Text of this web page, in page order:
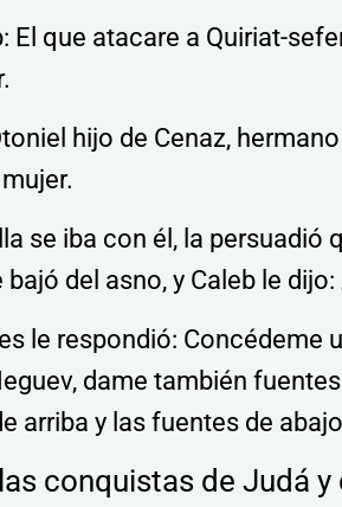
El que atacare a Quiriat-
hijo de Cenaz,
se iba con él, la persuadió
del asno, y Caleb le dijo:
le respondió: Concédeme
dame también
arriba y las fuentes de
conquistas de Judá y